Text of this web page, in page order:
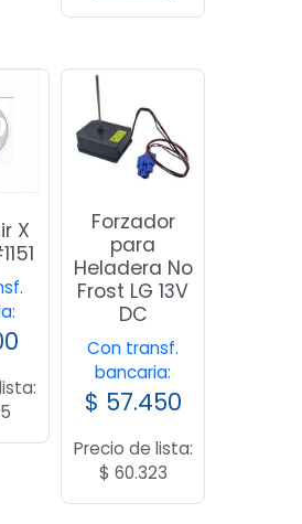
X
Forzador
para
Heladera No
Frost LG 13V
DC
Con transf.
bancaria:
$ 57.450
Precio de lista:
$ 60.323